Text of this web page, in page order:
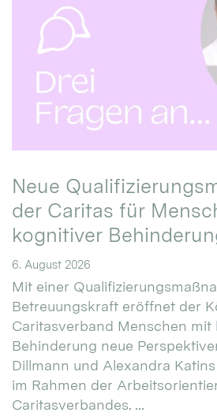
Neue
der Caritas für
kognitiver
6. August 2026
Mit einer
Betreuungskraft eröffnet der
Caritasverband Menschen mit
Behinderung neue
Dillmann und Alexandra
im Rahmen der
Caritasverbandes. ...